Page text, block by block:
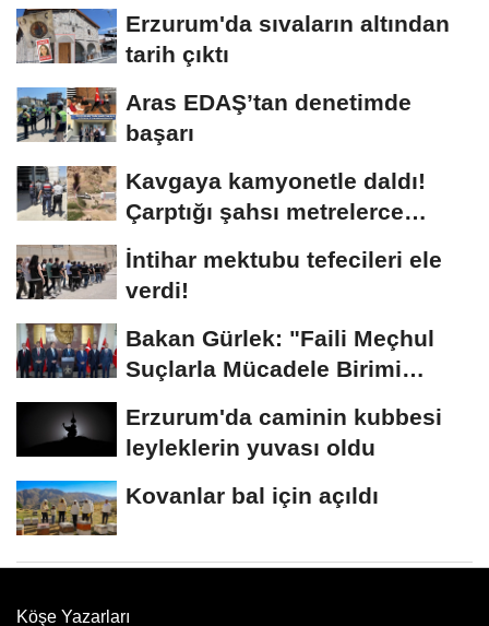
Erzurum'da sıvaların altından
tarih çıktı
Aras EDAŞ’tan denetimde
başarı
Kavgaya kamyonetle daldı!
Çarptığı şahsı metrelerce
sürükledi
İntihar mektubu tefecileri ele
verdi!
Bakan Gürlek: "Faili Meçhul
Suçlarla Mücadele Birimi
Erzurum'da caminin kubbesi
leyleklerin yuvası oldu
Kovanlar bal için açıldı
Köşe Yazarları